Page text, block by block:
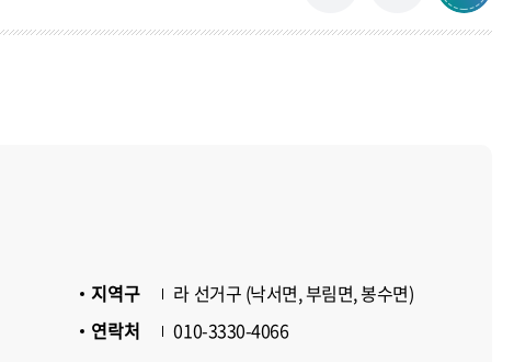
지역구
라 선거구 (낙서면, 부림면, 봉수면)
연락처
010-3330-4066